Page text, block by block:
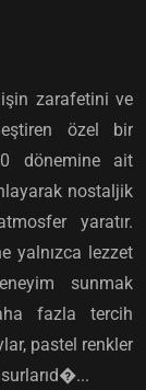
zarafetini ve
özel bir
dönemine ait
nostaljik
yaratır.
yalnızca lezzet
sunmak
fazla tercih
pastel renkler